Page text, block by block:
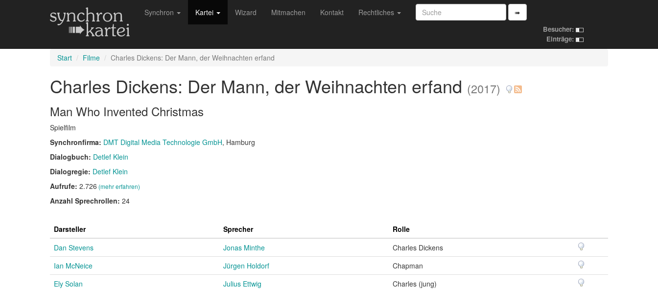
Synchron Kartei Wizard Mitmachen Kontakt Rechtliches ➠
Besucher:
Einträge:
Start Filme Charles Dickens: Der Mann, der Weihnachten erfand
Charles Dickens: Der Mann, der Weihnachten erfand (2017)
Man Who Invented Christmas
Spielfilm
Synchronfirma: DMT Digital Media Technologie GmbH, Hamburg
Dialogbuch: Detlef Klein
Dialogregie: Detlef Klein
Aufrufe: 2.726 (mehr erfahren)
Anzahl Sprechrollen: 24
Darsteller Sprecher
Rolle
Dan Stevens
Jonas Minthe
Charles Dickens
Ian McNeice
Jürgen Holdorf
Chapman
Ely Solan
Julius Ettwig
Charles (jung)